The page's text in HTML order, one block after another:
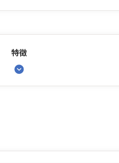
特徴